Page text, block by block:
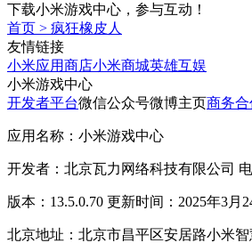
下载小米游戏中心，参与互动！
首页 > 疯狂橡皮人
友情链接
小米应用商店小米商城英雄互娱
小米游戏中心
开发者平台微信公众号微博主页商务合
应用名称：小米游戏中心
开发者：北京瓦力网络科技有限公司 电
版本：13.5.0.70 更新时间：2025年3月
北京地址：北京市昌平区安居路小米智